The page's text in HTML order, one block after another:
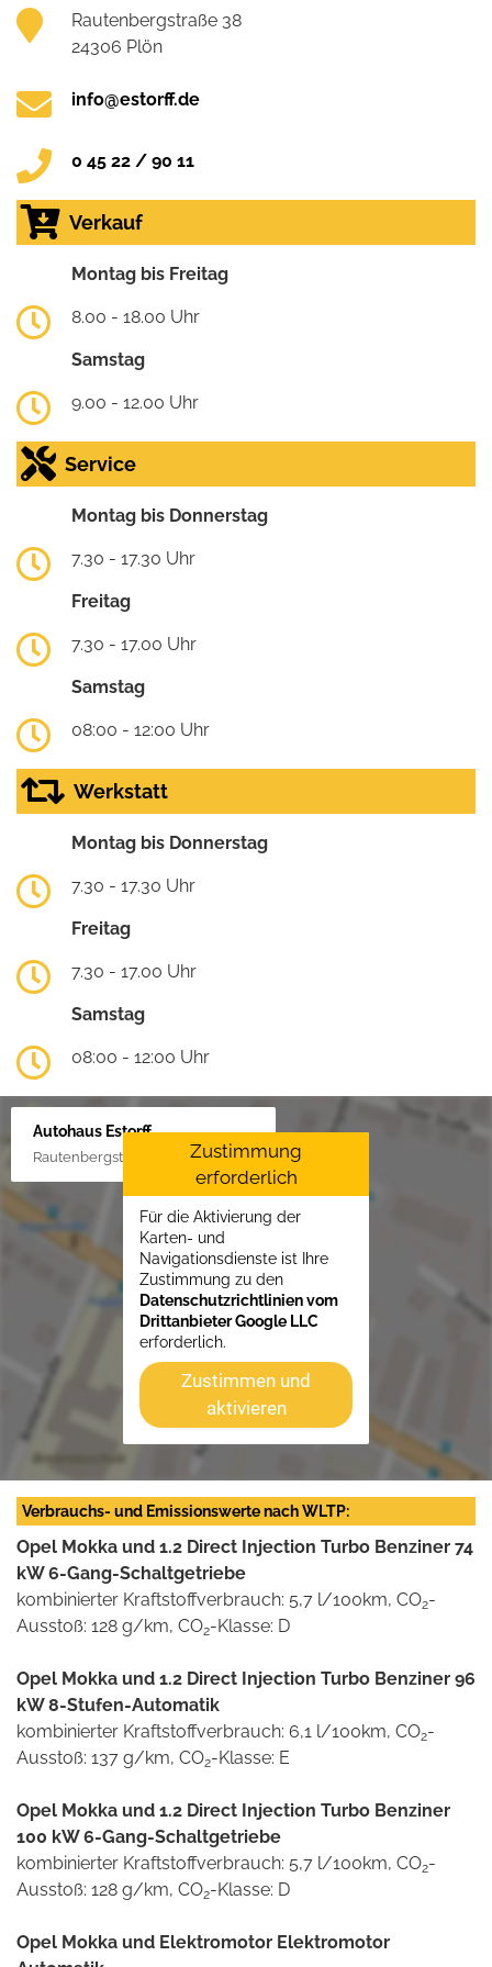
Rautenbergstraße 38
24306 Plön
info@estorff.de
0 45 22 / 90 11
Verkauf
Montag bis Freitag
8.00 - 18.00 Uhr
Samstag
9.00 - 12.00 Uhr
Service
Montag bis Donnerstag
7.30 - 17.30 Uhr
Freitag
7.30 - 17.00 Uhr
Samstag
08:00 - 12:00 Uhr
Werkstatt
Montag bis Donnerstag
7.30 - 17.30 Uhr
Freitag
7.30 - 17.00 Uhr
Samstag
08:00 - 12:00 Uhr
Autohaus Estorff
Rautenbergstraße 38, 24306 Plön
Zustimmung
erforderlich
Für die Aktivierung der
Karten- und
Navigationsdienste ist Ihre
Zustimmung zu den
Datenschutzrichtlinien vom
Drittanbieter Google LLC
erforderlich.
Zustimmen und
aktivieren
Verbrauchs- und Emissionswerte nach WLTP:
Opel Mokka und 1.2 Direct Injection Turbo Benziner 74
kW 6-Gang-Schaltgetriebe
kombinierter Kraftstoffverbrauch: 5,7 l/100km, CO2-
Ausstoß: 128 g/km, CO2-Klasse: D
Opel Mokka und 1.2 Direct Injection Turbo Benziner 96
kW 8-Stufen-Automatik
kombinierter Kraftstoffverbrauch: 6,1 l/100km, CO2-
Ausstoß: 137 g/km, CO2-Klasse: E
Opel Mokka und 1.2 Direct Injection Turbo Benziner
100 kW 6-Gang-Schaltgetriebe
kombinierter Kraftstoffverbrauch: 5,7 l/100km, CO2-
Ausstoß: 128 g/km, CO2-Klasse: D
Opel Mokka und Elektromotor Elektromotor